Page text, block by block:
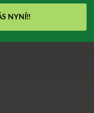
NYNÍ!!